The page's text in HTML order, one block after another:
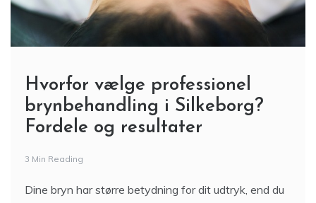
brynbehandling i Silkeborg?
Fordele og resultater
måske lige tænker over. Velplejede bryn kan løfte